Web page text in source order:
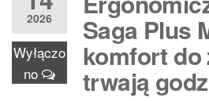
2026
Wyłączo
no
Saga Plus
komfort do
trwają